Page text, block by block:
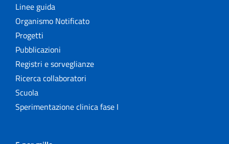
Linee guida
Organismo Notificato
Progetti
Pubblicazioni
Registri e sorveglianze
Ricerca collaboratori
Scuola
Sperimentazione clinica fase I